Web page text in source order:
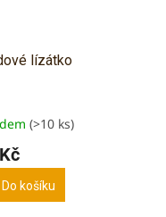
lízátko
(>10 ks)
Do košíku